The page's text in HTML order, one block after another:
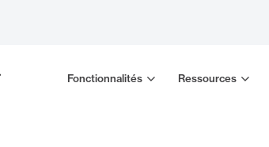
Fonctionnalités Ressources